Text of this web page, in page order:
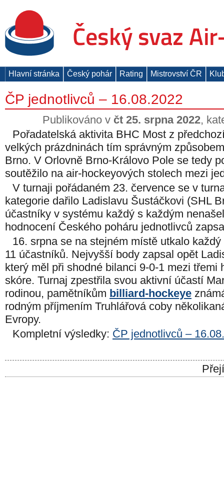
Hlavní stránka Český pohár Rating Mistrovství ČR
ČP jednotlivců – 16.08.2022
Publikováno v čt 25. srpna 2022,
Pořadatelská aktivita BHC Most z
velkých prázdninách tím správným
Brno. V Orlovně Brno-Královo Pole se tedy
soutěžilo na air-hockeyových stolech mezi
V turnaji pořádaném 23. července se v
kategorie dařilo Ladislavu Šustáčkovi (SHL
účastníky v systému každý s každým
hodnocení Českého poháru jednotlivců
16. srpna se na stejném místě utkalo
11 účastníků. Nejvyšší body zapsal opět
který měl při shodné bilanci 9-0-1 mezi třemi
skóre. Turnaj zpestřila svou aktivní účastí
rodinou, pamětníkům billiard-hockeye
rodným příjmením Truhlářová coby
Evropy.
Kompletní výsledky: ČP jednotlivců –